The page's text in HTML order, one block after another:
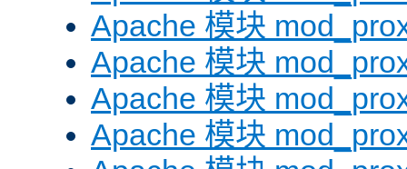
Apache 模块
Apache 模块
Apache 模块
Apache 模块